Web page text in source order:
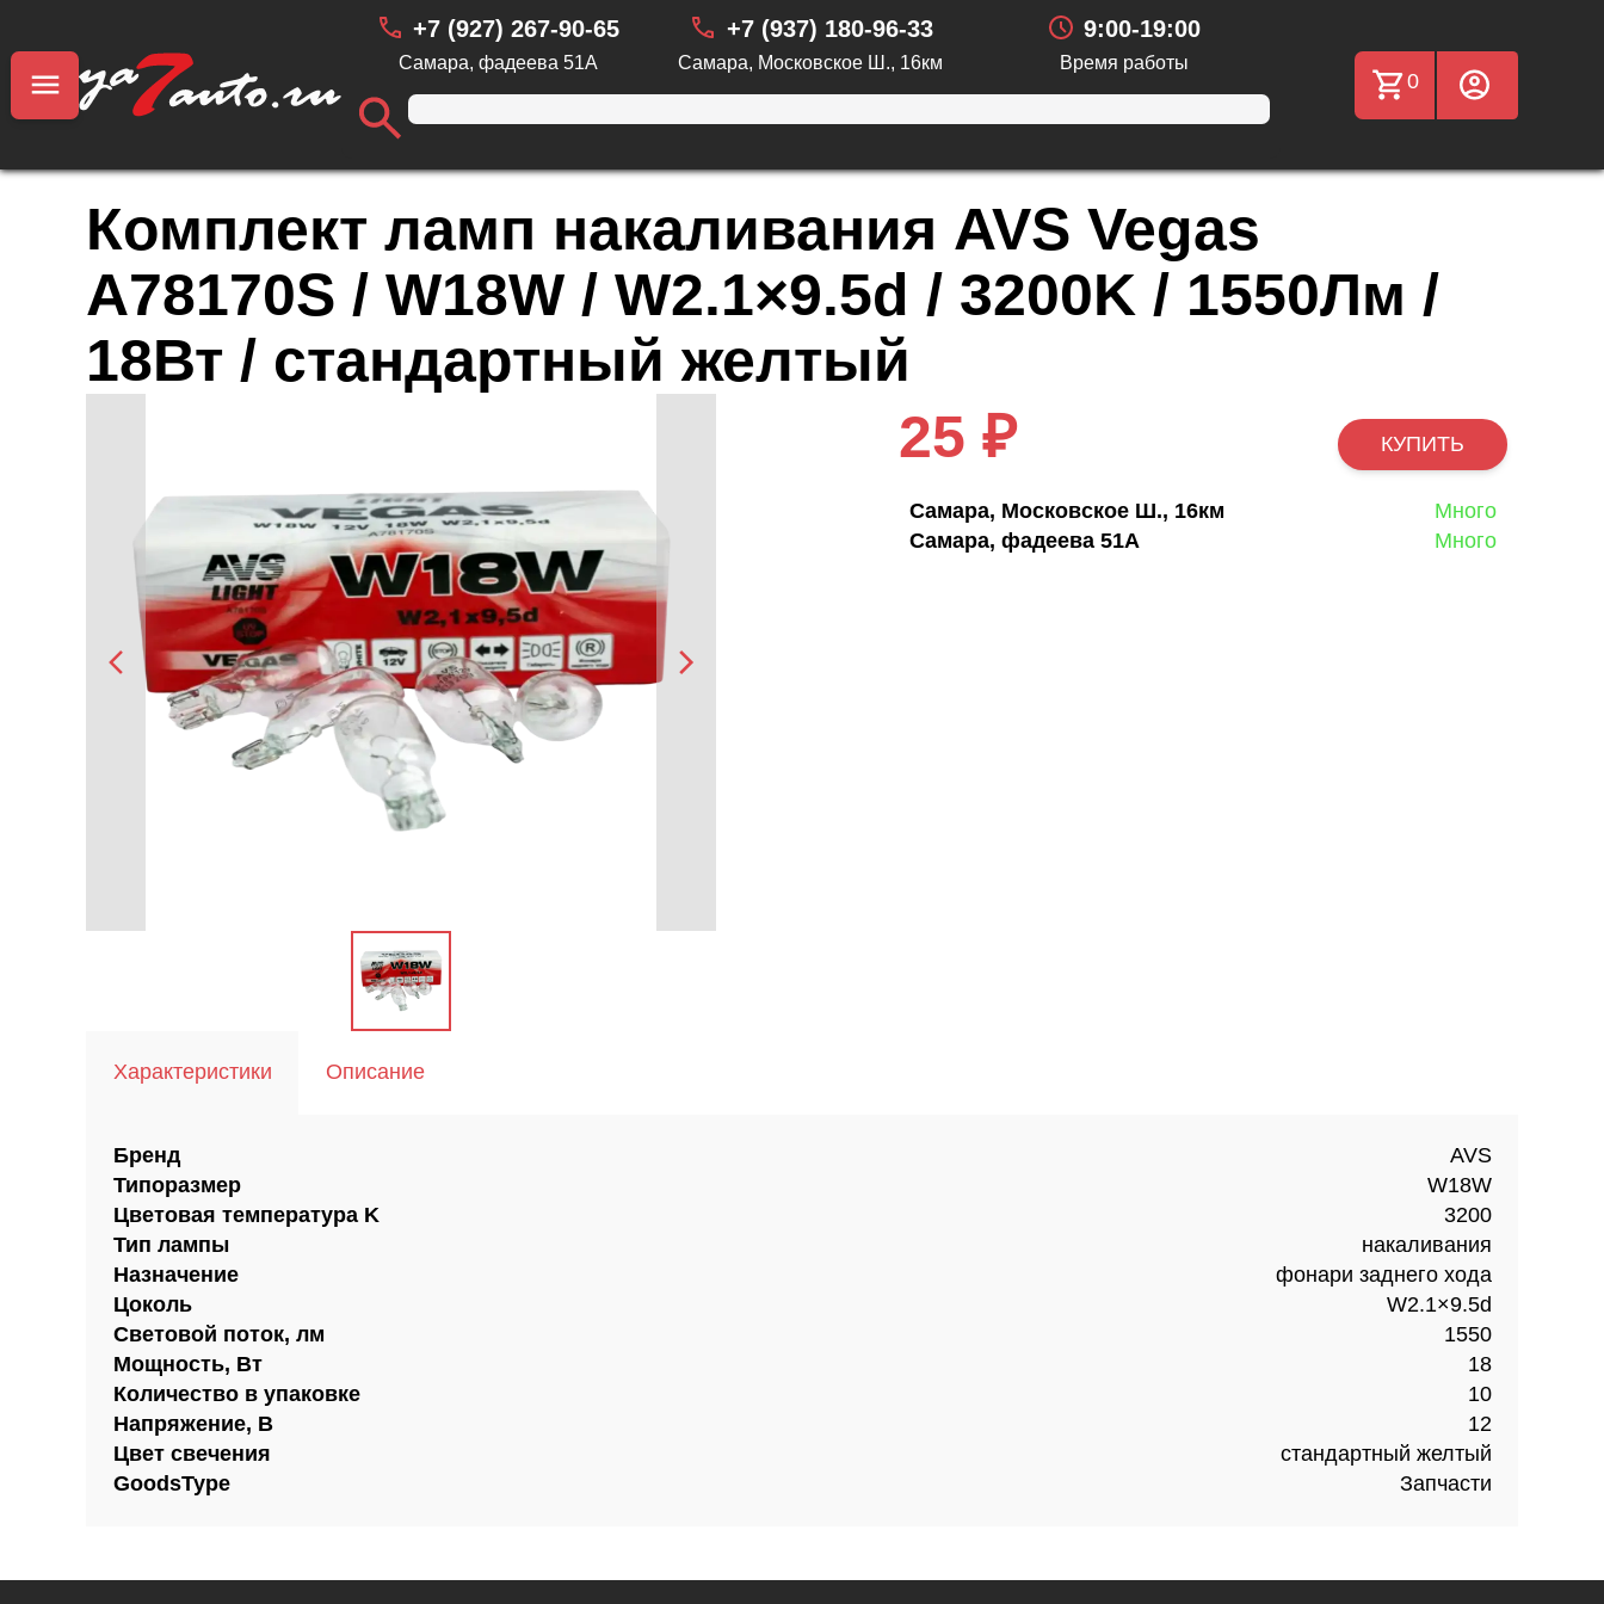
+7 (927) 267-90-65
Самара, фадеева 51А
+7 (937) 180-96-33
Самара, Московское Ш., 16км
9:00-19:00
Время работы
0
Комплект ламп накаливания AVS Vegas
A78170S / W18W / W2.1×9.5d / 3200K / 1550Лм /
18Вт / стандартный желтый
25 ₽
КУПИТЬ
Самара, Московское Ш., 16км
Много
Самара, фадеева 51А
Много
Характеристики Описание
Бренд
AVS
Типоразмер
W18W
Цветовая температура K
3200
Тип лампы
накаливания
Назначение
фонари заднего хода
Цоколь
W2.1×9.5d
Световой поток, лм
1550
Мощность, Вт
18
Количество в упаковке
10
Напряжение, В
12
Цвет свечения
стандартный желтый
GoodsType
Запчасти